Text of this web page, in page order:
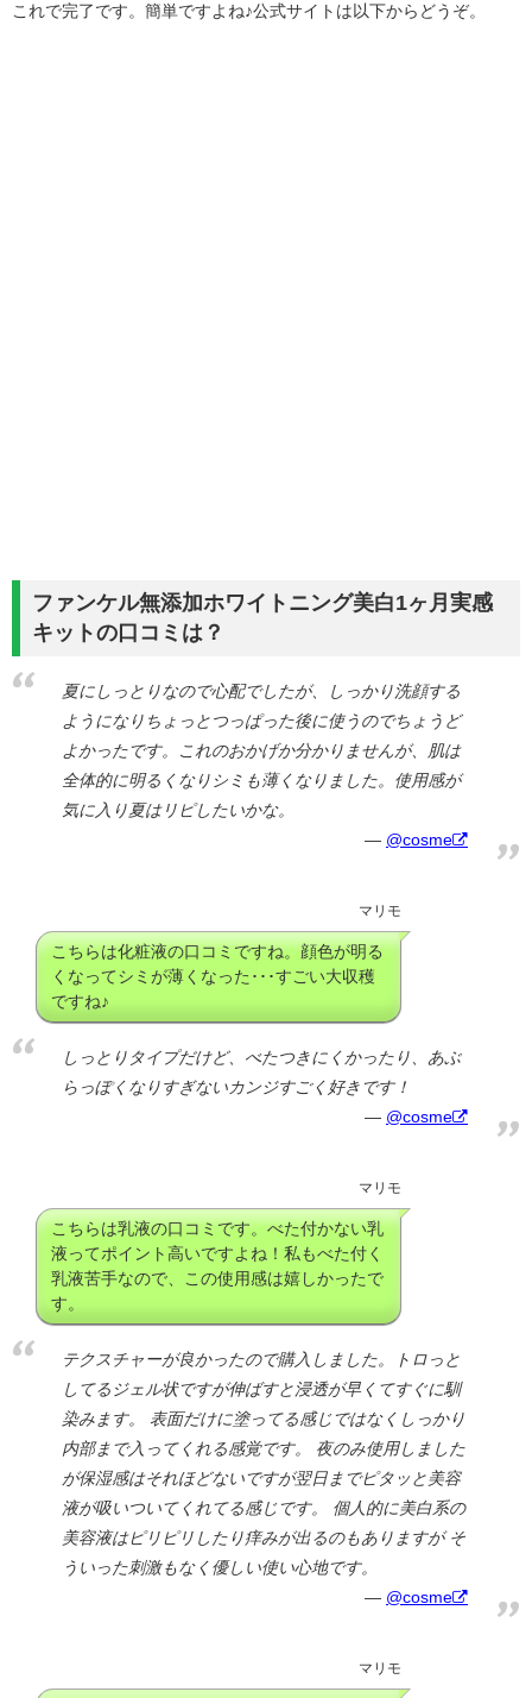
これで完了です。簡単ですよね♪公式サイトは以下からどうぞ。
ファンケル無添加ホワイトニング美白1ヶ月実感
キットの口コミは？
夏にしっとりなので心配でしたが、しっかり洗顔する
ようになりちょっとつっぱった後に使うのでちょうど
よかったです。これのおかげか分かりませんが、肌は
全体的に明るくなりシミも薄くなりました。使用感が
気に入り夏はリピしたいかな。
@cosme
マリモ
こちらは化粧液の口コミですね。顔色が明る
くなってシミが薄くなった･･･すごい大収穫
ですね♪
しっとりタイプだけど、べたつきにくかったり、あぶ
らっぽくなりすぎないカンジすごく好きです！
@cosme
マリモ
こちらは乳液の口コミです。べた付かない乳
液ってポイント高いですよね！私もべた付く
乳液苦手なので、この使用感は嬉しかったで
す。
テクスチャーが良かったので購入しました。トロっと
してるジェル状ですが伸ばすと浸透が早くてすぐに馴
染みます。 表面だけに塗ってる感じではなくしっかり
内部まで入ってくれる感覚です。 夜のみ使用しました
が保湿感はそれほどないですが翌日までピタッと美容
液が吸いついてくれてる感じです。 個人的に美白系の
美容液はピリピリしたり痒みが出るのもありますが そ
ういった刺激もなく優しい使い心地です。
@cosme
マリモ